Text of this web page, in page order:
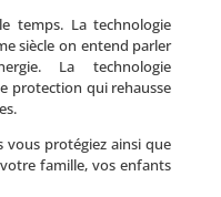
temps. La technologie
siècle on entend parler
La technologie
protection qui rehausse
vous protégiez ainsi que
famille, vos enfants